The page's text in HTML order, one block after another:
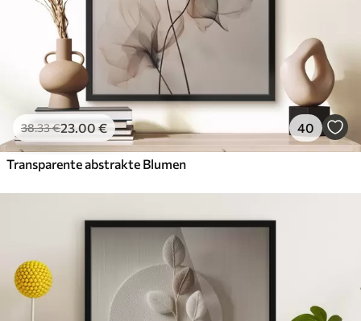
38.33€23.00 € 40
Transparente abstrakte Blumen